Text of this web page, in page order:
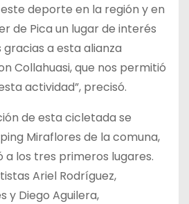
deporte en la región y en
de Pica un lugar de interés
a esta alianza
Collahuasi, que nos permitió
actividad”, precisó.
de esta cicletada se
Miraflores de la comuna,
a los tres primeros lugares.
Ariel Rodríguez,
y Diego Aguilera,